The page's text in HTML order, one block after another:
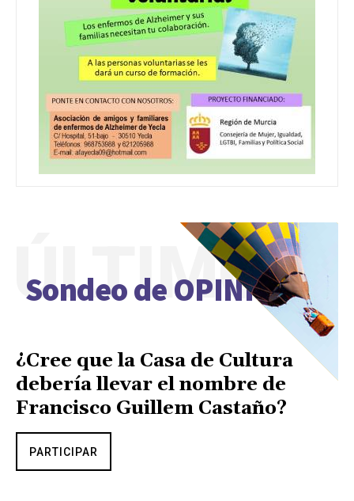
Sondeo de OPINIÓN
ÚLTIMO
¿Cree que la Casa de Cultura
debería llevar el nombre de
Francisco Guillem Castaño?
PARTICIPAR